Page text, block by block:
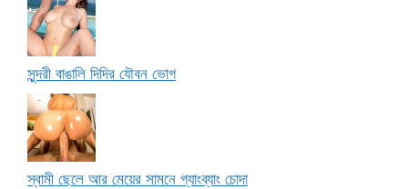
সুন্দরী বাঙালি দিদির যৌবন ভোগ
স্বামী ছেলে আর মেয়ের সামনে গ্যাংব্যাং চোদা